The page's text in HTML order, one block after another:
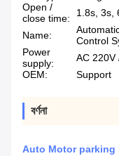
Open /
close time:
1.8s, 3s,
Name:
Control
Power
supply:
AC 220V
OEM:
Support
বর্ণনা
Auto Motor parking